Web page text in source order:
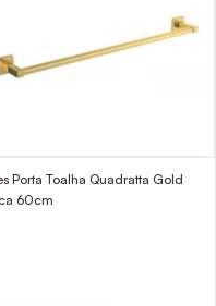
Porta Toalha Quadratta Gold
60cm